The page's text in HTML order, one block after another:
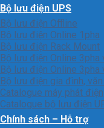
Bộ lưu điện UPS
Bộ lưu điện Offline
Bộ lưu điện Online 1pha
Bộ lưu điện Rack Mount
Bộ lưu điện Online 3pha
Bộ lưu điện Online 3pha
Bộ lưu điện gia đình,
Catalogue máy phát điện
Catalogue bộ lưu điện
Chính sách – Hỗ trợ